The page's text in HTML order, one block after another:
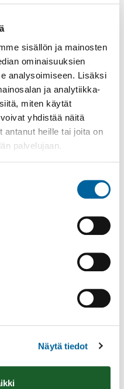
sisällön ja mainosten
ominaisuuksien
analysoimiseen. Lisäksi
ja analytiikka-
miten käytät
yhdistää näitä
antanut heille tai joita on
palvelujaan.
Näytä tiedot